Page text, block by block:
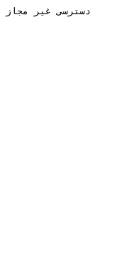
دسترسی غیر مجاز